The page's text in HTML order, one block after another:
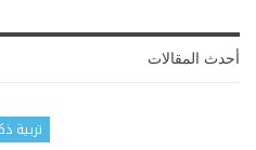
أحدث المقالات
تربية